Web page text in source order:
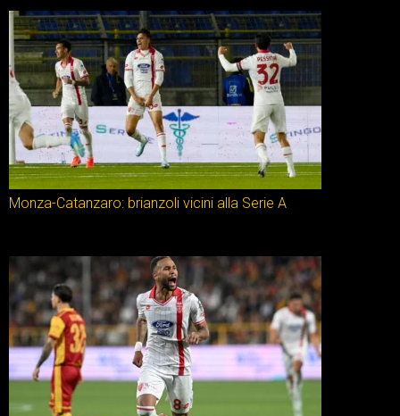
Monza-Catanzaro: brianzoli vicini alla Serie A